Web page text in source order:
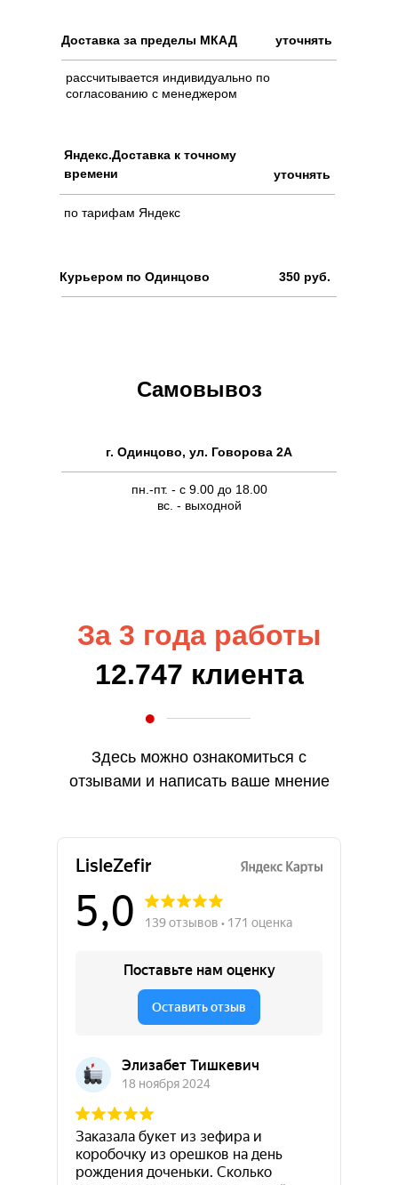
Курьером по Одинцово 350 руб.
Доставка за пределы МКАД
рассчитывается индивидуально по
согласованию с менеджером
уточнять
Яндекс.Доставка к точному
времени
по тарифам Яндекс
уточнять
Самовывоз
г. Одинцово, ул. Говорова 2А
пн.-пт. - c 9.00 до 18.00
вс. - выходной
За 3 года работы
12.747 клиента
Здесь можно ознакомиться с
отзывами и написать ваше мнение